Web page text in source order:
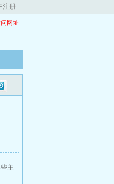
注册
网址
主